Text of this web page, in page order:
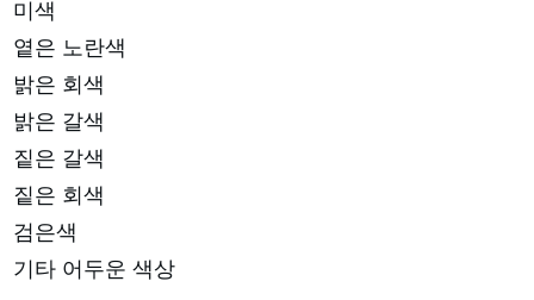
미색
옅은 노란색
밝은 회색
밝은 갈색
짙은 갈색
짙은 회색
검은색
기타 어두운 색상